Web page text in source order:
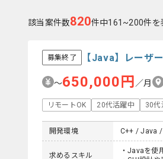
該当案件数820件中161~200件を
募集終了 【Java】レーザ
〜650,000円 ／月
リモートOK 20代活躍中 30代
開発環境 C++ / Java
求めるスキル
・Javaを使